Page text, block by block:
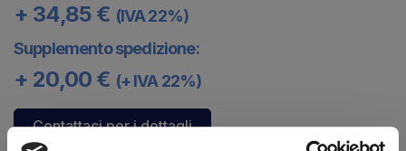
+ 34,85 € (IVA 22%)
Supplemento spedizione:
+ 20,00 € (+ IVA 22%)
Contattaci per i dettagli